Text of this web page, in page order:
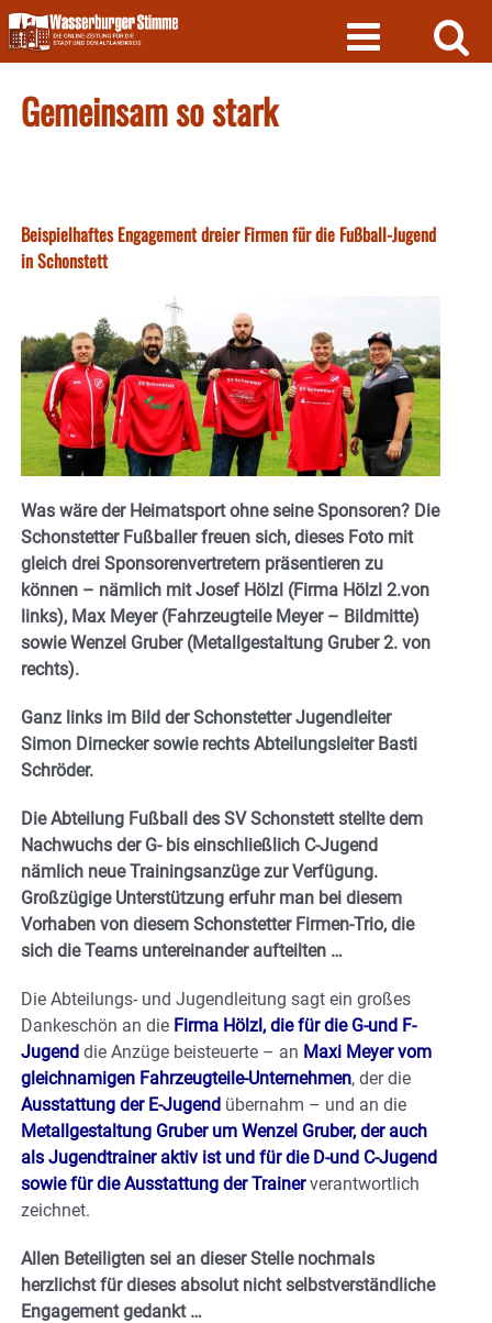
Skip
to
content
Gemeinsam so stark
Beispielhaftes Engagement dreier Firmen für die Fußball-Jugend
in Schonstett
Was wäre der Heimatsport ohne seine Sponsoren? Die
Schonstetter Fußballer freuen sich, dieses Foto mit
gleich drei Sponsorenvertretern präsentieren zu
können – nämlich mit Josef Hölzl (Firma Hölzl 2.von
links), Max Meyer (Fahrzeugteile Meyer – Bildmitte)
sowie Wenzel Gruber (Metallgestaltung Gruber 2. von
rechts).
Ganz links im Bild der Schonstetter Jugendleiter
Simon Dirnecker sowie rechts Abteilungsleiter Basti
Schröder.
Die Abteilung Fußball des SV Schonstett stellte dem
Nachwuchs der G- bis einschließlich C-Jugend
nämlich neue Trainingsanzüge zur Verfügung.
Großzügige Unterstützung erfuhr man bei diesem
Vorhaben von diesem Schonstetter Firmen-Trio, die
sich die Teams untereinander aufteilten …
Die Abteilungs- und Jugendleitung sagt ein großes
Dankeschön an die Firma Hölzl, die für die G-und F-
Jugend die Anzüge beisteuerte – an Maxi Meyer vom
gleichnamigen Fahrzeugteile-Unternehmen, der die
Ausstattung der E-Jugend übernahm – und an die
Metallgestaltung Gruber um Wenzel Gruber, der auch
als Jugendtrainer aktiv ist und für die D-und C-Jugend
sowie für die Ausstattung der Trainerverantwortlich
zeichnet.
Allen Beteiligten sei an dieser Stelle nochmals
herzlichst für dieses absolut nicht selbstverständliche
Engagement gedankt …